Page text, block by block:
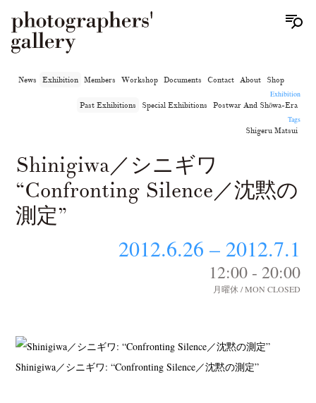
News Exhibition Members Workshop Documents Contact About
Shop
Exhibition
Past Exhibitions
Special Exhibitions
Postwar And Shōwa-Era
Tags
Shigeru Matsui
Shinigiwa／シニギワ
“Confronting Silence／沈黙の
測定”
2012.6.26 – 2012.7.1
12:00 - 20:00
月曜休 / MON CLOSED
Shinigiwa／シニギワ: “Confronting Silence／沈黙の測定”